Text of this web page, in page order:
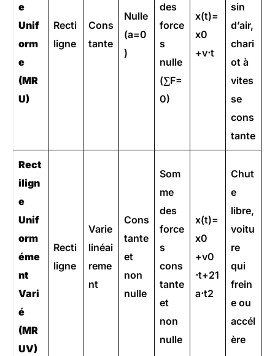
e
Unif
orm
e
(MR
U)
Recti
ligne
Cons
tante
Nulle
(a=0
)
des
force
s
nulle
(∑F=
0)
x(t)=
x0​
+v⋅t
sin
d’air,
chari
ot à
vites
se
cons
tante
Rect
ilign
e
Unif
orm
éme
nt
Vari
é
(MR
UV)
Recti
ligne
Varie
linéai
reme
nt
Cons
tante
et
non
nulle
Som
me
des
force
s
cons
tante
et
non
nulle
x(t)=
x0​
+v0​
⋅t+21​
a⋅t2
Chut
e
libre,
voitu
re
qui
frein
e ou
accél
ère